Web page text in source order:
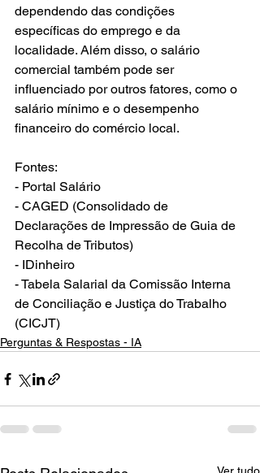
dependendo das condições
específicas do emprego e da
localidade. Além disso, o salário
comercial também pode ser
influenciado por outros fatores, como o
salário mínimo e o desempenho
financeiro do comércio local.
Fontes:
- Portal Salário
- CAGED (Consolidado de
Declarações de Impressão de Guia de
Recolha de Tributos)
- IDinheiro
- Tabela Salarial da Comissão Interna
de Conciliação e Justiça do Trabalho
(CICJT)
Perguntas & Respostas - IA